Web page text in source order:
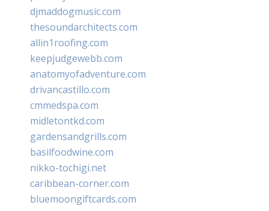
djmaddogmusic.com
thesoundarchitects.com
allin1roofing.com
keepjudgewebb.com
anatomyofadventure.com
drivancastillo.com
cmmedspa.com
midletontkd.com
gardensandgrills.com
basilfoodwine.com
nikko-tochigi.net
caribbean-corner.com
bluemoongiftcards.com